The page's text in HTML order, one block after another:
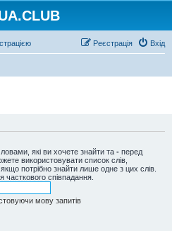
Вхід
Реєстрація
які ви хочете знайти та - перед
використовувати список слів,
потрібно знайти лише одне з цих слів.
часткового співпадання.
мову запитів